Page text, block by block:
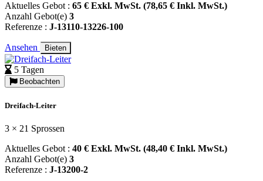
Aktuelles Gebot : 65 € Exkl. MwSt. (78,65 € Inkl. MwSt.)
Anzahl Gebot(e) 3
Referenze : J-13110-13226-100
Ansehen Bieten
5 Tagen
Beobachten
Dreifach-Leiter
3 × 21 Sprossen
Aktuelles Gebot : 40 € Exkl. MwSt. (48,40 € Inkl. MwSt.)
Anzahl Gebot(e) 3
Referenze : J-13200-2